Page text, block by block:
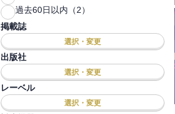
過去60日以内（2）
掲載誌
選択・変更
出版社
選択・変更
レーベル
選択・変更